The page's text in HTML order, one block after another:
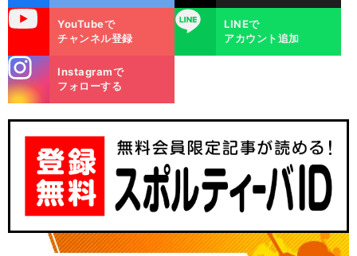
YouTubeで
チャンネル登録
LINE
LINEで
アカウント追加
m
Instagramで
フォローする